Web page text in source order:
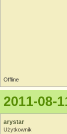
Offline
2011-08-
arystar
Użytkownik